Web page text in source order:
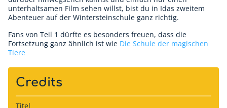
unterhaltsamen Film sehen willst, bist du in Idas zweitem
Abenteuer auf der Wintersteinschule ganz richtig.
Fans von Teil 1 dürfte es besonders freuen, dass die
Fortsetzung ganz ähnlich ist wie Die Schule der magischen
Tiere
Credits
Titel